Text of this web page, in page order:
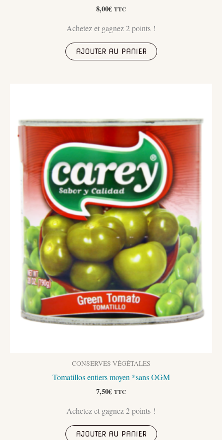
8,00€ TTC
Achetez et gagnez 2 points !
AJOUTER AU PANIER
CONSERVES VÉGÉTALES
Tomatillos entiers moyen *sans OGM
7,50€ TTC
Achetez et gagnez 2 points !
AJOUTER AU PANIER